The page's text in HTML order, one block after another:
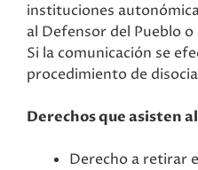
instituciones
al Defensor del Pueblo
Si la comunicación se
procedimiento de
Derechos que asisten
Derecho a retirar